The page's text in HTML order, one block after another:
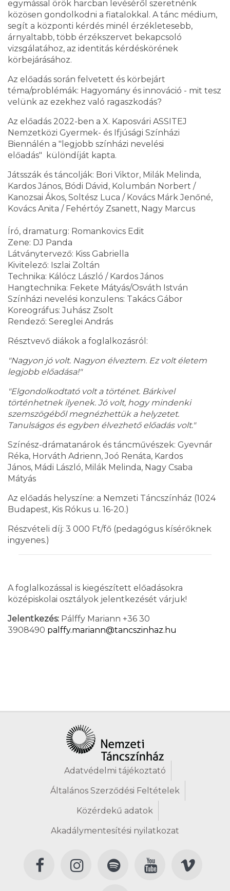
egymással örök harcban levéséről szeretnénk
közösen gondolkodni a fiatalokkal. A tánc médium,
segít a központi kérdés minél érzékletesebb,
árnyaltabb, több érzékszervet bekapcsoló
vizsgálatához, az identitás kérdéskörének
körbejárásához.
Az előadás során felvetett és körbejárt
téma/problémák: Hagyomány és innováció - mit tesz
velünk az ezekhez való ragaszkodás?
Az előadás 2022-ben a X. Kaposvári ASSITEJ
Nemzetközi Gyermek- és Ifjúsági Színházi
Biennálén a "legjobb színházi nevelési
előadás" különdíját kapta.
Játsszák és táncolják: Bori Viktor, Milák Melinda,
Kardos János, Bódi Dávid, Kolumbán Norbert /
Kanozsai Ákos, Soltész Luca / Kovács Márk Jenőné,
Kovács Anita / Fehértóy Zsanett, Nagy Marcus
Író, dramaturg: Romankovics Edit
Zene: DJ Panda
Látványtervező: Kiss Gabriella
Kivitelező: Iszlai Zoltán
Technika: Kálócz László / Kardos János
Hangtechnika: Fekete Mátyás/Osváth István
Színházi nevelési konzulens: Takács Gábor
Koreográfus: Juhász Zsolt
Rendező: Sereglei András
Résztvevő diákok a foglalkozásról:
"Nagyon jó volt. Nagyon élveztem. Ez volt életem
legjobb előadása!"
"Elgondolkodtató volt a történet. Bárkivel
történhetnek ilyenek. Jó volt, hogy mindenki
szemszögéből megnézhettük a helyzetet.
Tanulságos és egyben élvezhető előadás volt."
Színész-drámatanárok és táncművészek: Gyevnár
Réka, Horváth Adrienn, Joó Renáta, Kardos
János, Mádi László, Milák Melinda, Nagy Csaba
Mátyás
Az előadás helyszíne: a Nemzeti Táncszínház (1024
Budapest, Kis Rókus u. 16-20.)
Részvételi díj: 3 000 Ft/fő (pedagógus kísérőknek
ingyenes.)
A foglalkozással is kiegészített előadásokra
középiskolai osztályok jelentkezését várjuk!
Jelentkezés: Pálffy Mariann +36 30
3908490 palffy.mariann@tancszinhaz.hu
Adatvédelmi tájékoztató
Általános Szerződési Feltételek
Közérdekű adatok
Akadálymentesítési nyilatkozat